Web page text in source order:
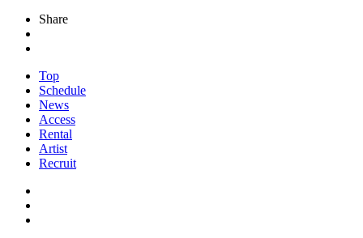
Share
Top
Schedule
News
Access
Rental
Artist
Recruit